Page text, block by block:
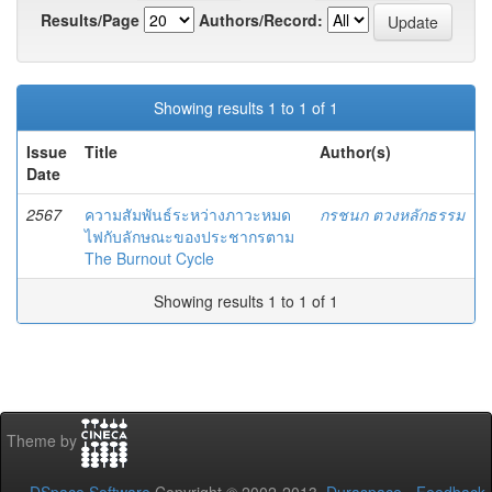
Results/Page
Authors/Record:
Showing results 1 to 1 of 1
Issue
Date
Title Author(s)
2567
ความสัมพันธ์ระหว่างภาวะหมด
ไฟกับลักษณะของประชากรตาม
The Burnout Cycle
กรชนก ตวงหลักธรรม
Showing results 1 to 1 of 1
Theme by